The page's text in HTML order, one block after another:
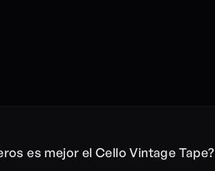
es mejor el Cello Vintage Tape?